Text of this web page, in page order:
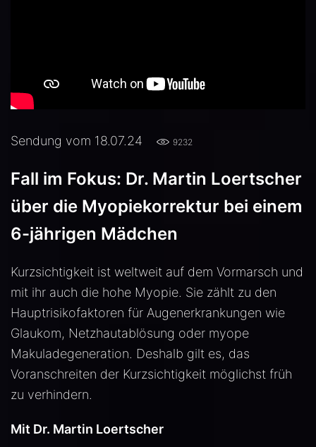
Sendung vom 18.07.24 9232
Fall im Fokus: Dr. Martin Loertscher
über die Myopiekorrektur bei einem
6-jährigen Mädchen
Kurzsichtigkeit ist weltweit auf dem Vormarsch und
mit ihr auch die hohe Myopie. Sie zählt zu den
Hauptrisikofaktoren für Augenerkrankungen wie
Glaukom, Netzhautablösung oder myope
Makuladegeneration. Deshalb gilt es, das
Voranschreiten der Kurzsichtigkeit möglichst früh
zu verhindern.
Mit Dr. Martin Loertscher